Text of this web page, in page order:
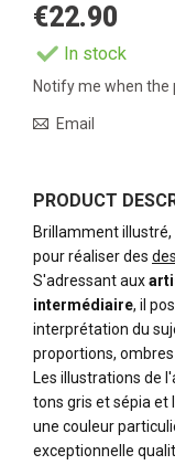
€22.90
In stock
Notify me when the
Email
PRODUCT
Brillamment
pour réaliser des
S'adressant aux
intermédiaire, il
interprétation du
proportions,
Les illustrations de
tons gris et sépia et
une couleur
exceptionnelle